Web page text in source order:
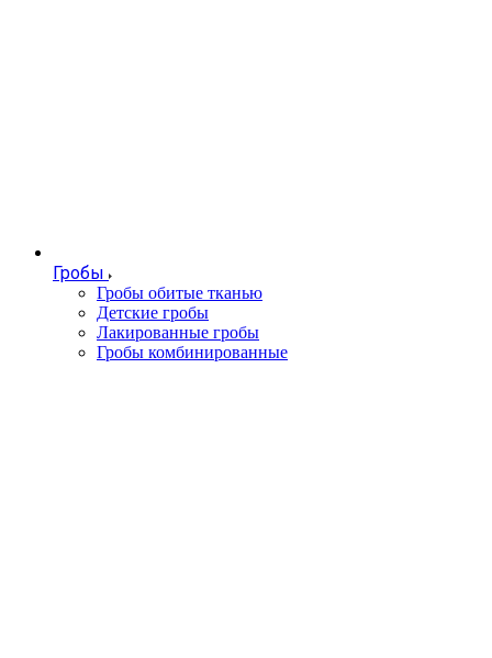
Гробы
Гробы обитые тканью
Детские гробы
Лакированные гробы
Гробы комбинированные